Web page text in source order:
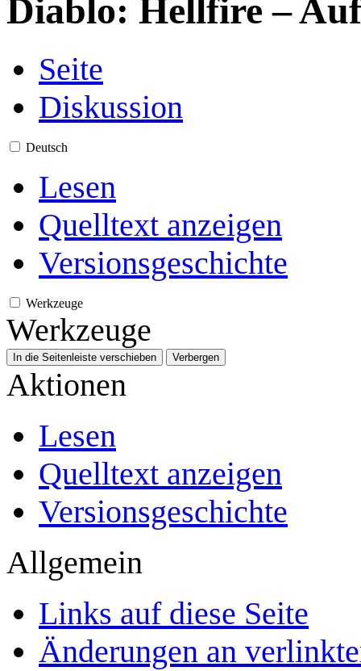
Diablo: Hellfire –
Seite
Diskussion
Deutsch
Lesen
Quelltext anzeigen
Versionsgeschichte
Werkzeuge
Werkzeuge
In die Seitenleiste verschieben Verbergen
Aktionen
Lesen
Quelltext anzeigen
Versionsgeschichte
Allgemein
Links auf diese Seite
Änderungen an